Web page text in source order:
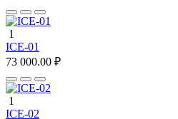
1
ICE-01
73 000.00 ₽
1
ICE-02